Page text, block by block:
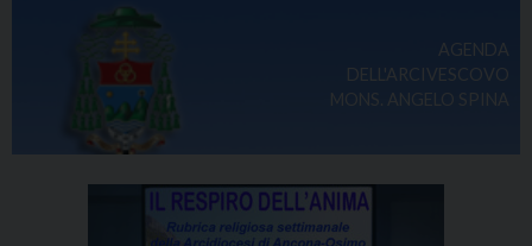
AGENDA
DELL'ARCIVESCOVO
MONS. ANGELO SPINA